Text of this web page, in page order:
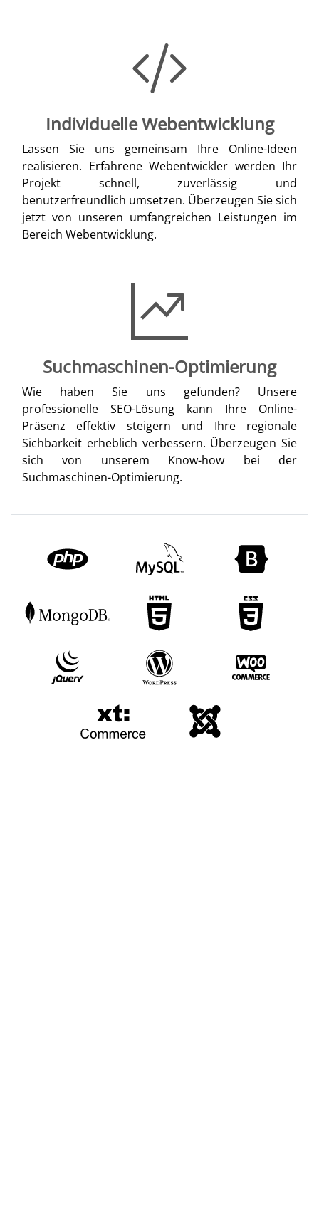
Individuelle Webentwicklung
Lassen Sie uns gemeinsam Ihre Online-Ideen
realisieren. Erfahrene Webentwickler werden Ihr
Projekt schnell, zuverlässig und
benutzerfreundlich umsetzen. Überzeugen Sie sich
jetzt von unseren umfangreichen Leistungen im
Bereich Webentwicklung.
Suchmaschinen-Optimierung
Wie haben Sie uns gefunden? Unsere
professionelle SEO-Lösung kann Ihre Online-
Präsenz effektiv steigern und Ihre regionale
Sichbarkeit erheblich verbessern. Überzeugen Sie
sich von unserem Know-how bei der
Suchmaschinen-Optimierung.